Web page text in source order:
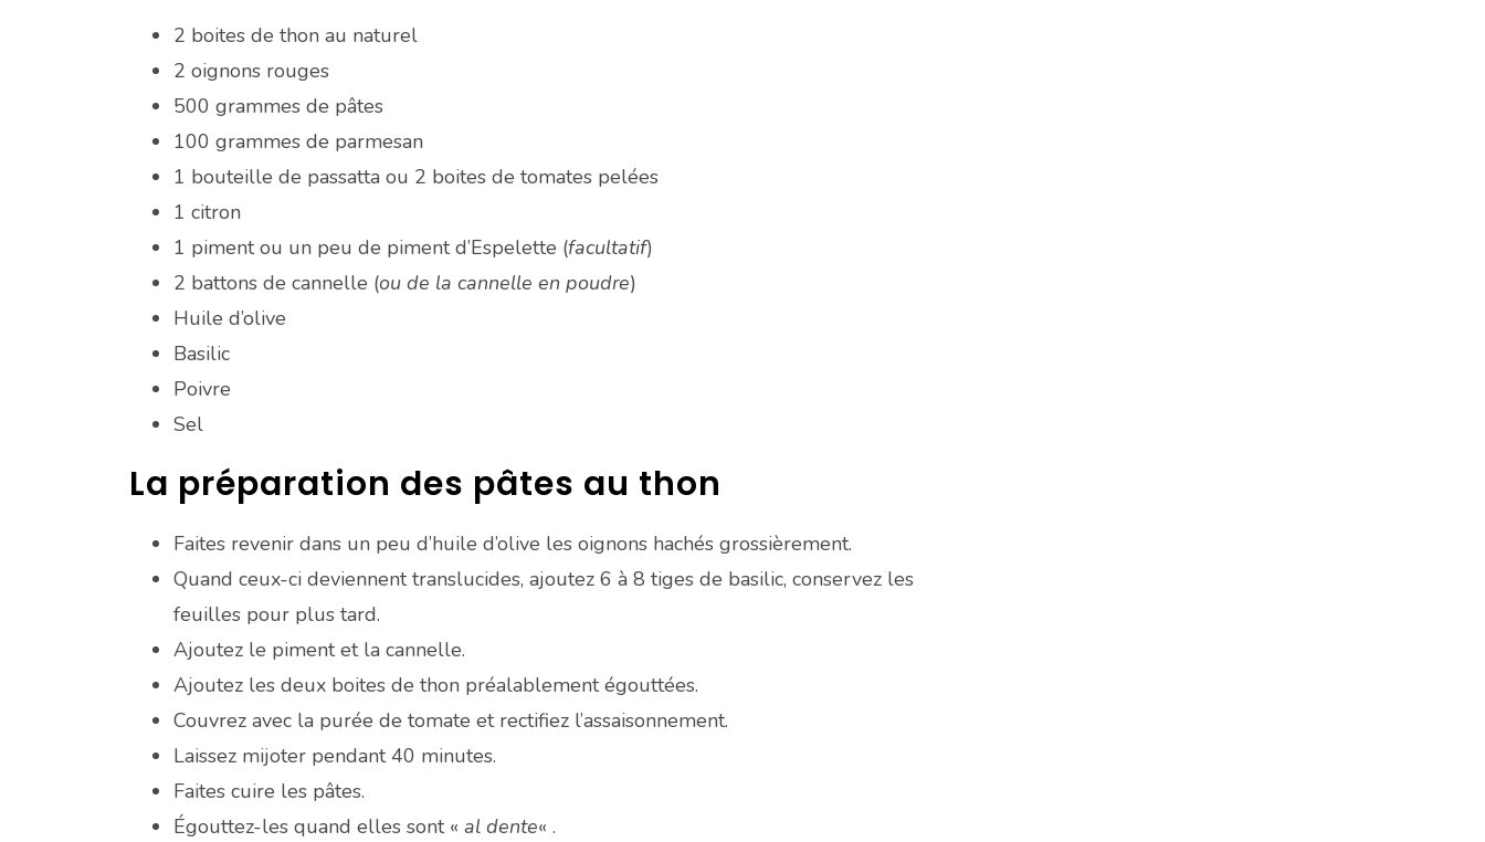
2 boites de thon au naturel
2 oignons rouges
500 grammes de pâtes
100 grammes de parmesan
1 bouteille de passatta ou 2 boites de tomates pelées
1 citron
1 piment ou un peu de piment d’Espelette (facultatif)
2 battons de cannelle (ou de la cannelle en poudre)
Huile d’olive
Basilic
Poivre
Sel
La préparation des pâtes au thon
Faites revenir dans un peu d’huile d’olive les oignons hachés grossièrement.
Quand ceux-ci deviennent translucides, ajoutez 6 à 8 tiges de basilic, conservez les
feuilles pour plus tard.
Ajoutez le piment et la cannelle.
Ajoutez les deux boites de thon préalablement égouttées.
Couvrez avec la purée de tomate et rectifiez l’assaisonnement.
Laissez mijoter pendant 40 minutes.
Faites cuire les pâtes.
Égouttez-les quand elles sont « al dente« .